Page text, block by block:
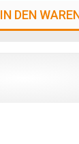
IN DEN